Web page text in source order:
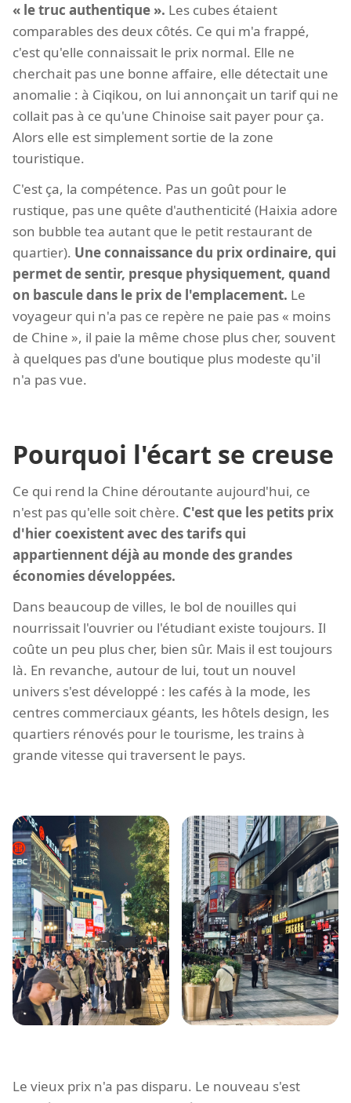
« le truc authentique ». Les cubes étaient
comparables des deux côtés. Ce qui m'a frappé,
c'est qu'elle connaissait le prix normal. Elle ne
cherchait pas une bonne affaire, elle détectait une
anomalie : à Ciqikou, on lui annonçait un tarif qui ne
collait pas à ce qu'une Chinoise sait payer pour ça.
Alors elle est simplement sortie de la zone
touristique.
C'est ça, la compétence. Pas un goût pour le
rustique, pas une quête d'authenticité (Haixia adore
son bubble tea autant que le petit restaurant de
quartier). Une connaissance du prix ordinaire, qui
permet de sentir, presque physiquement, quand
on bascule dans le prix de l'emplacement. Le
voyageur qui n'a pas ce repère ne paie pas « moins
de Chine », il paie la même chose plus cher, souvent
à quelques pas d'une boutique plus modeste qu'il
n'a pas vue.
Pourquoi l'écart se creuse
Ce qui rend la Chine déroutante aujourd'hui, ce
n'est pas qu'elle soit chère. C'est que les petits prix
d'hier coexistent avec des tarifs qui
appartiennent déjà au monde des grandes
économies développées.
Dans beaucoup de villes, le bol de nouilles qui
nourrissait l'ouvrier ou l'étudiant existe toujours. Il
coûte un peu plus cher, bien sûr. Mais il est toujours
là. En revanche, autour de lui, tout un nouvel
univers s'est développé : les cafés à la mode, les
centres commerciaux géants, les hôtels design, les
quartiers rénovés pour le tourisme, les trains à
grande vitesse qui traversent le pays.
Le vieux prix n'a pas disparu. Le nouveau s'est